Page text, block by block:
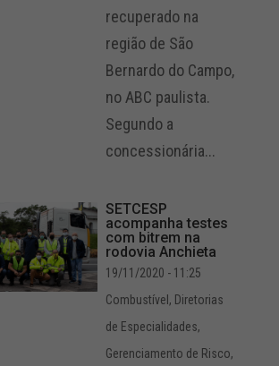
recuperado na
região de São
Bernardo do Campo,
no ABC paulista.
Segundo a
concessionária...
SETCESP
acompanha testes
com bitrem na
rodovia Anchieta
19/11/2020 - 11:25
Combustível , Diretorias
de Especialidades,
Gerenciamento de Risco,